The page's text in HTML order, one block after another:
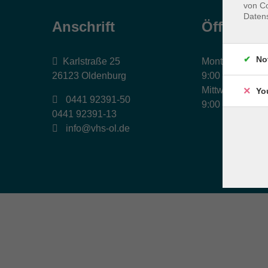
Anschrift
Karlstraße 25
26123 Oldenburg
0441 92391-50
0441 92391-13
info@vhs-ol.de
Montag,
9:00 bis 17:00
Mittwoch und
9:00 bis 12:30
von